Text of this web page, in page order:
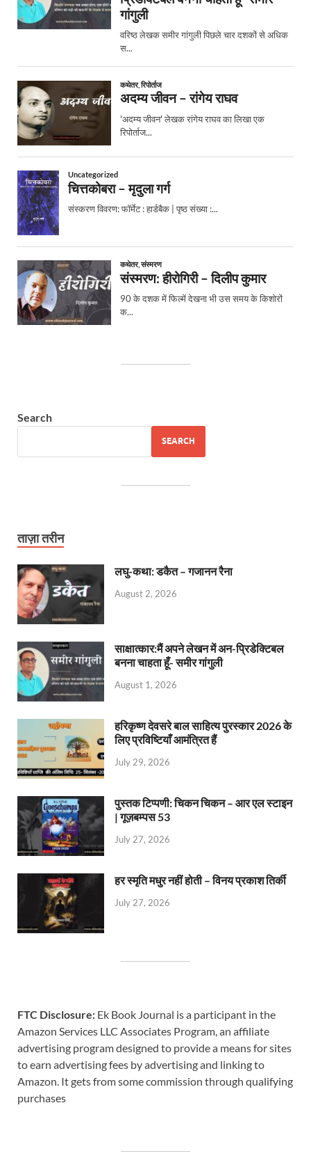
Search
SEARCH
ताज़ा तरीन
लघु-कथा: डकैत – गजानन रैना
August 2, 2026
साक्षात्कार:मैं अपने लेखन में अन-प्रिडेक्टिबल
बनना चाहता हूँ- समीर गांगुली
August 1, 2026
हरिकृष्ण देवसरे बाल साहित्य पुरस्कार 2026 के
लिए प्रविष्टियाँ आमंत्रित हैं
July 29, 2026
पुस्तक टिप्पणी: चिकन चिकन – आर एल स्टाइन
| गूज़बम्पस 53
July 27, 2026
हर स्मृति मधुर नहीं होती – विनय प्रकाश तिर्की
July 27, 2026
FTC Disclosure: Ek Book Journal is a participant in the
Amazon Services LLC Associates Program, an affiliate
advertising program designed to provide a means for sites
to earn advertising fees by advertising and linking to
Amazon. It gets from some commission through qualifying
purchases